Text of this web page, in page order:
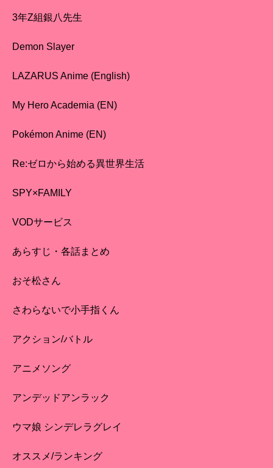
3年Z組銀八先生
Demon Slayer
LAZARUS Anime (English)
My Hero Academia (EN)
Pokémon Anime (EN)
Re:ゼロから始める異世界生活
SPY×FAMILY
VODサービス
あらすじ・各話まとめ
おそ松さん
さわらないで小手指くん
アクション/バトル
アニメソング
アンデッドアンラック
ウマ娘 シンデレラグレイ
オススメ/ランキング